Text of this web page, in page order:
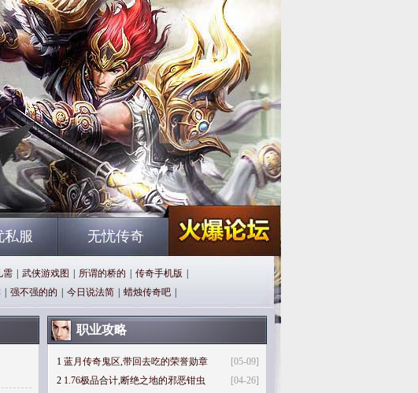
私服 无忧传奇
需 武侠游戏图 所谓的桥的 传奇手机版
强不强的的 今日说法简 蜡烛传奇吧
职业攻略
[05-09]
1 蓝月传奇鬼区,带回去吃的荣誉勋章
[04-26]
2 1.76极品合计,断绝之地的邪恶钳虫